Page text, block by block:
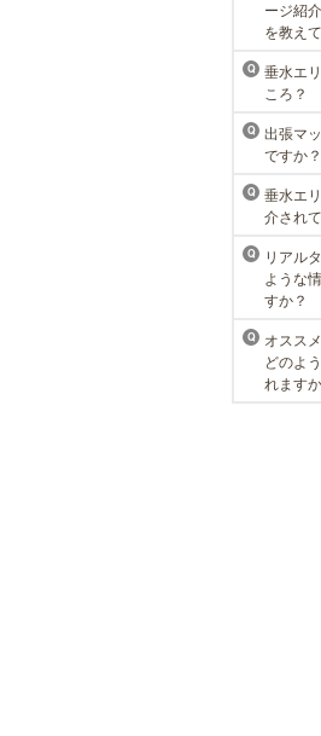
MEN’S
メンズTBC
毛、ボディ
等、清潔感
れを楽に済
ート致しま
用意し、お
ージ紹
を教え
Q
垂水エ
ころ？
Q
出張マ
ですか？
Q
垂水エ
介され
Q
リアル
ような
すか？
Q
オスス
どのよ
れます